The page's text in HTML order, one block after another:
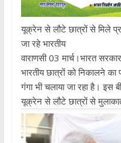
यूक्रेन से लौटे छात्रों से मिले
जा रहे भारतीय
वाराणसी 03 मार्च।भारत
भारतीय छात्रों को निकालने
गंगा भी चलाया जा रहा है। इस
यूक्रेन से लौटे छात्रों से